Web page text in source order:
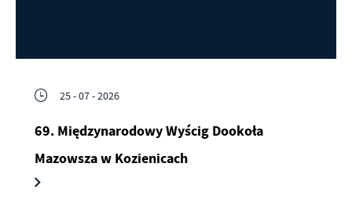
25 - 07 - 2026
69. Międzynarodowy Wyścig Dookoła
Mazowsza w Kozienicach